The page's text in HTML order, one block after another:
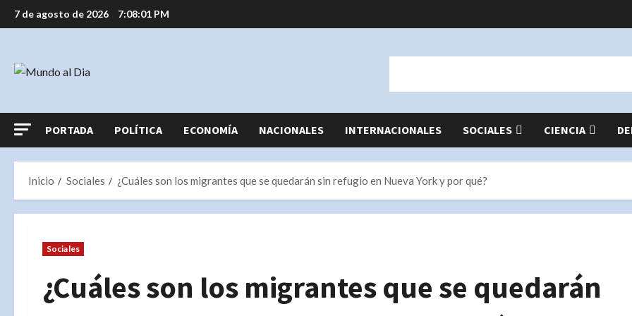
Saltar
al
7 de agosto de 2026 7:08:01 PM
PORTADA POLÍTICA ECONOMÍA NACIONALES INTERNACIONALES SOCIALES CIENCIA
Inicio Sociales ¿Cuáles son los migrantes que se quedarán sin refugio en Nueva York y por qué?
Sociales
¿Cuáles son los migrantes que se quedarán